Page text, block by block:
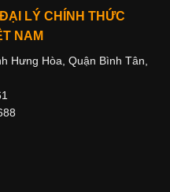
LÝ CHÍNH THỨC
NAM
Hưng Hòa, Quận Bình Tân,